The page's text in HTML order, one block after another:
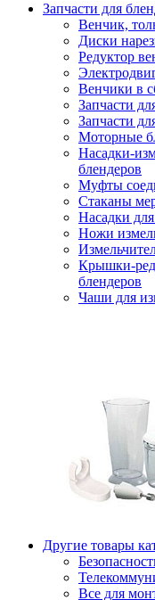
Запчасти для
Венчик,
Диски
Редуктор
Венчики в
Запчасти
Запчасти
Моторные
Насадки-
блендеров
Муфты
Стаканы
Насадки
Ножи
Крышки-
блендеров
Чаши для
Другие товары
Все для